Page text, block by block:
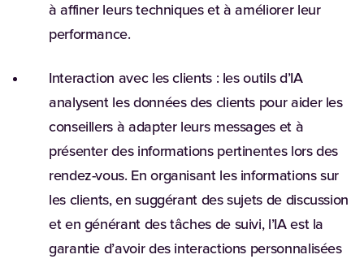
à affiner leurs techniques et à améliorer leur
performance.
Interaction avec les clients :les outils d’IA
analysent les données des clients pour aider les
conseillers à adapter leurs messages et à
présenter des informations pertinentes lors des
rendez-vous. En organisant les informations sur
les clients, en suggérant des sujets de discussion
et en générant des tâches de suivi, l’IA est la
garantie d’avoir des interactions personnalisées